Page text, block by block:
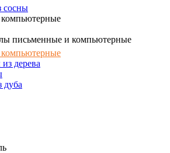
сосны
письменные и компьютерные
дерева
дуба